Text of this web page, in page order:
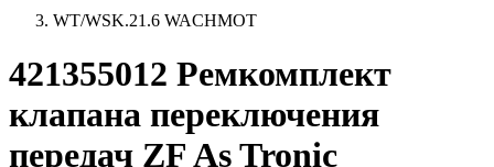
WT/WSK.21.6 WACHMOT
421355012 Ремкомплект
клапана переключения
передач ZF As Tronic